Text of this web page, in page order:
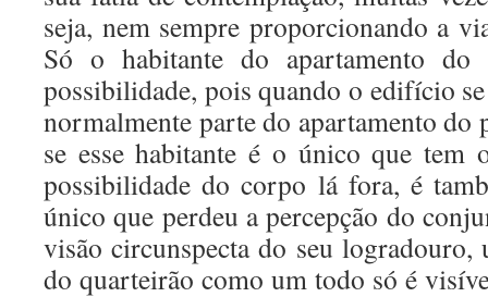
seja, nem sempre proporcionando a
Só o habitante do apartamento do
possibilidade, pois quando o edifício
normalmente parte do apartamento do
se esse habitante é o único que tem
possibilidade do corpo lá fora, é
único que perdeu a percepção do
visão circunspecta do seu
do quarteirão como um todo só é